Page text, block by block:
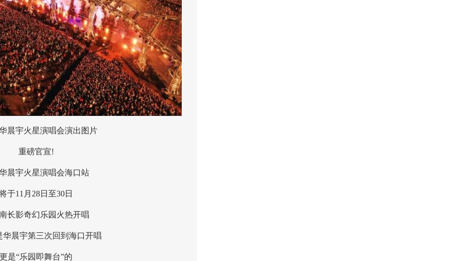
宇火星演唱会演出图片
重磅官宣!
宇火星演唱会海口站
月28日至30日
影奇幻乐园火热开唱
宇第三次回到海口开唱
“乐园即舞台”的